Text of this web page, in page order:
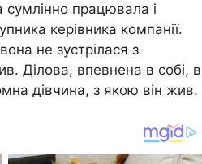
працювала і
керівника компанії.
не зустрілася з
Ділова, впевнена в собі, в
дівчина, з якою він жив.